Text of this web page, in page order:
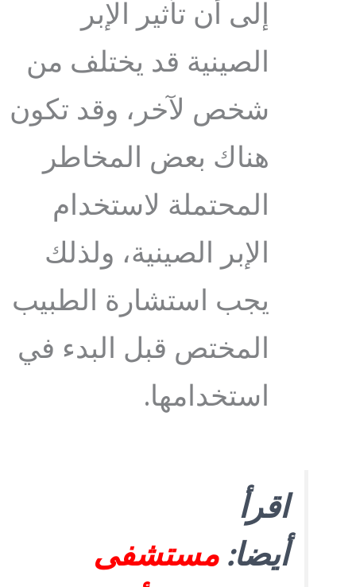
إلى أن تأثير الإبر
الصينية قد يختلف من
شخص لآخر، وقد تكون
هناك بعض المخاطر
المحتملة لاستخدام
الإبر الصينية، ولذلك
يجب استشارة الطبيب
المختص قبل البدء في
استخدامها.
اقرأ
أيضا:مستشفى